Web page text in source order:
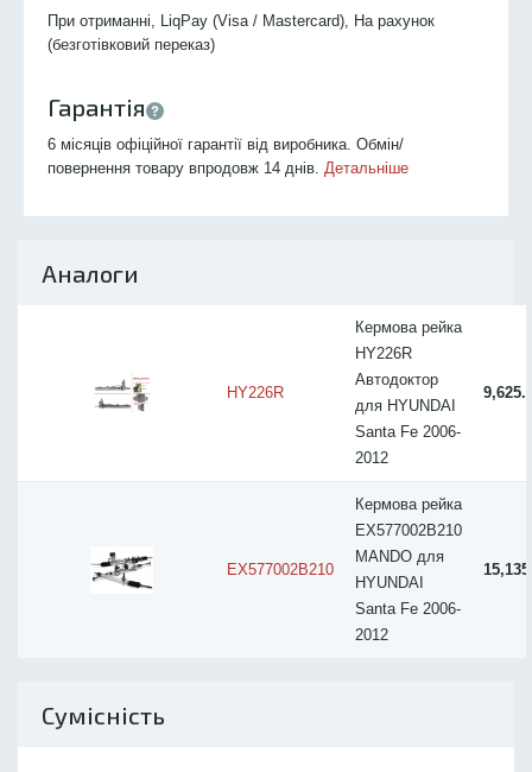
При отриманні, LiqPay (Visa / Mastercard), На рахунок
(безготівковий переказ)
Гарантія
6 місяців офіційної гарантії від виробника. Обмін/
повернення товару впродовж 14 днів. Детальніше
Аналоги
HY226R
Кермова рейка
HY226R
Автодоктор
для HYUNDAI
Santa Fe 2006-
2012
EX577002B210
Кермова рейка
EX577002B210
MANDO для
HYUNDAI
Santa Fe 2006-
2012
Сумісність